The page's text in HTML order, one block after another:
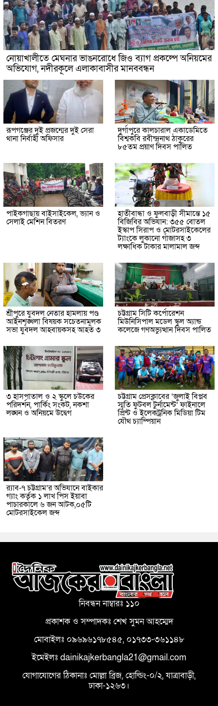
নোয়াখালীতে মেঘনার ভাঙনরোধে জিও ব্যাগ প্রকল্পে অনিয়মের
অভিযোগ, নদীরকূলে এলাকাবাসীর মানববন্ধন
রূপগঞ্জের দুই প্রজন্মের দুই সেরা
থানা নির্বাহী অফিসার
দুর্গাপুরে কালচারাল একাডেমিতে
বিশ্বকবি রবীন্দ্রনাথ ঠাকুরের
৮৫তম প্রয়াণ দিবস পালিত
পাইকগাছায় বাইসাইকেল, ভ্যান ও
সেলাই মেশিন বিতরণ
হাতীবান্ধা ও ফুলবাড়ী সীমান্তে ১৫
বিজিবির অভিযান: ৩৫৫ বোতল
ইস্কাপ সিরাপ ও মোটরসাইকেলের
ট্যাংকে লুকানো গাঁজাসহ ৩
লক্ষাধিক টাকার মালামাল জব্দ
শ্রীপুরে যুবদল নেতার হামলায় পণ্ড
আইনশৃঙ্খলা বিষয়ক সচেতনামূলক
সভা যুবদল আহবায়কসহ আহত ৩
চট্টগ্রাম সিটি কর্পোরেশন
মিউনিসিপাল মডেল স্কুল অ্যান্ড
কলেজে গণঅভ্যুত্থান দিবস পালিত
৩ হাসপাতাল ও ২ স্কুলে চউকের
পরিদর্শন, পার্কিং সংকট, নকশা
লঙ্ঘন ও অনিয়মে উদ্বেগ
চট্টগ্রাম প্রেসক্লাবের ‘জুলাই বিপ্লব
স্মৃতি ফুটবল টুর্নামেন্ট’ ফাইনালে
প্রিন্ট ও ইলেকট্রনিক মিডিয়া টিম
যৌথ চ্যাম্পিয়ান
র‌্যাব-৭ চট্টগ্রাম’র অভিযানে বাইকার
গ্যাং কর্তৃক ১ লাখ পিস ইয়াবা
পাচারকালে ৬ জন আটক,০৫টি
মোটরসাইকেল জব্দ
নিবন্ধন নাম্বারঃ ১১০
প্রকাশক ও সম্পাদকঃ শেখ সুমন আহম্মেদ
মোবাইলঃ ০৯৬৯৬১৭৮৫৪৫, ০১৭৩৩-৩৬১১৪৮
ইমেইলঃ dainikajkerbangla21@gmail.com
যোগাযোগের ঠিকানাঃ মোল্লা ব্রিজ, হোল্ডিং-০/২, যাত্রাবাড়ী,
ঢাকা-১২৬৩।